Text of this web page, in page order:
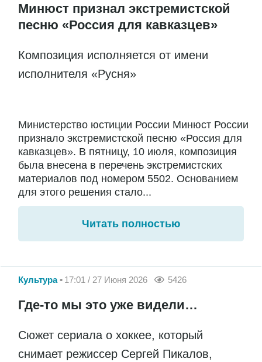
Минюст признал экстремистской
песню «Россия для кавказцев»
Композиция исполняется от имени
исполнителя «Русня»
Министерство юстиции России Минюст России
признало экстремистской песню «Россия для
кавказцев». В пятницу, 10 июля, композиция
была внесена в перечень экстремистских
материалов под номером 5502. Основанием
для этого решения стало...
Читать полностью
Культура 17:01 / 27 Июня 2026 5426
Где-то мы это уже видели…
Сюжет сериала о хоккее, который
снимает режиссер Сергей Пикалов,